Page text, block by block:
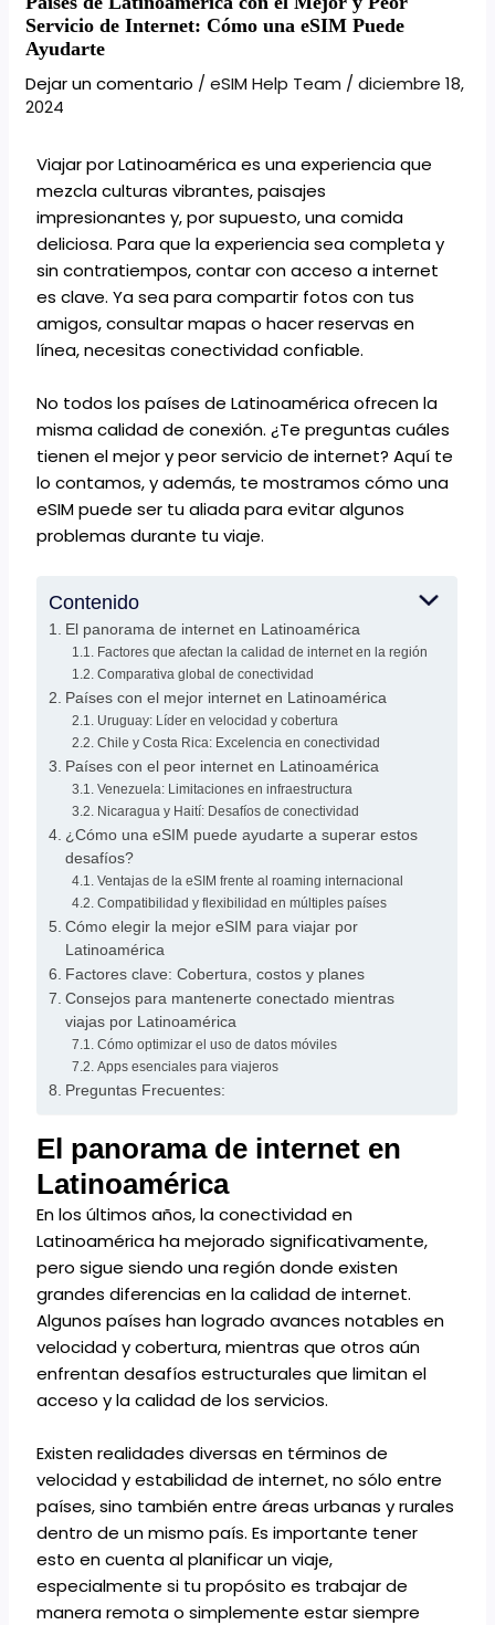
Servicio de Internet: Cómo una eSIM Puede
Ayudarte
Dejar un comentario /eSIM Help Team /diciembre 18,
2024
Viajar por Latinoamérica es una experiencia que
mezcla culturas vibrantes, paisajes
impresionantes y, por supuesto, una comida
deliciosa. Para que la experiencia sea completa y
sin contratiempos, contar con acceso a internet
es clave. Ya sea para compartir fotos con tus
amigos, consultar mapas o hacer reservas en
línea, necesitas conectividad confiable.
No todos los países de Latinoamérica ofrecen la
misma calidad de conexión. ¿Te preguntas cuáles
tienen el mejor y peor servicio de internet? Aquí te
lo contamos, y además, te mostramos cómo una
eSIM puede ser tu aliada para evitar algunos
problemas durante tu viaje.
Contenido
El panorama de internet en Latinoamérica
Factores que afectan la calidad de internet en la región
Comparativa global de conectividad
Países con el mejor internet en Latinoamérica
Uruguay: Líder en velocidad y cobertura
Chile y Costa Rica: Excelencia en conectividad
Países con el peor internet en Latinoamérica
Venezuela: Limitaciones en infraestructura
Nicaragua y Haití: Desafíos de conectividad
¿Cómo una eSIM puede ayudarte a superar estos
desafíos?
Ventajas de la eSIM frente al roaming internacional
Compatibilidad y flexibilidad en múltiples países
Cómo elegir la mejor eSIM para viajar por
Latinoamérica
Factores clave: Cobertura, costos y planes
Consejos para mantenerte conectado mientras
viajas por Latinoamérica
Cómo optimizar el uso de datos móviles
Apps esenciales para viajeros
Preguntas Frecuentes:
El panorama de internet en
Latinoamérica
En los últimos años, la conectividad en
Latinoamérica ha mejorado significativamente,
pero sigue siendo una región donde existen
grandes diferencias en la calidad de internet.
Algunos países han logrado avances notables en
velocidad y cobertura, mientras que otros aún
enfrentan desafíos estructurales que limitan el
acceso y la calidad de los servicios.
Existen realidades diversas en términos de
velocidad y estabilidad de internet, no sólo entre
países, sino también entre áreas urbanas y rurales
dentro de un mismo país. Es importante tener
esto en cuenta al planificar un viaje,
especialmente si tu propósito es trabajar de
manera remota o simplemente estar siempre